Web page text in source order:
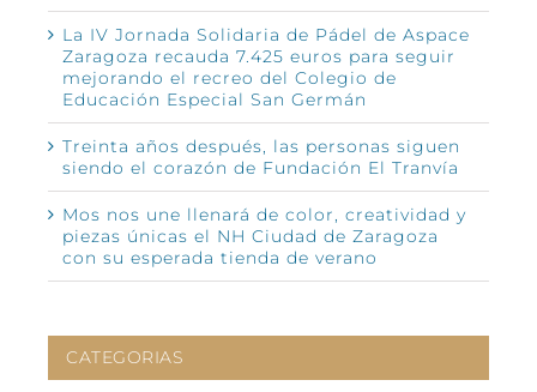
La IV Jornada Solidaria de Pádel de Aspace
Zaragoza recauda 7.425 euros para seguir
mejorando el recreo del Colegio de
Educación Especial San Germán
Treinta años después, las personas siguen
siendo el corazón de Fundación El Tranvía
Mos nos une llenará de color, creatividad y
piezas únicas el NH Ciudad de Zaragoza
con su esperada tienda de verano
CATEGORIAS